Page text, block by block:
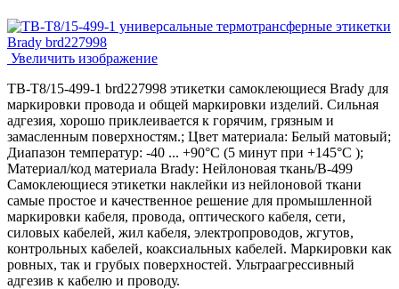
Увеличить изображение
TB-T8/15-499-1 brd227998 этикетки самоклеющиеся Brady для
маркировки провода и общей маркировки изделий. Сильная
адгезия, хорошо приклеивается к горячим, грязным и
замасленным поверхностям.; Цвет материала: Белый матовый;
Диапазон температур: -40 ... +90°С (5 минут при +145°С );
Материал/код материала Brady: Нейлоновая ткань/В-499
Самоклеющиеся этикетки наклейки из нейлоновой ткани
самые простое и качественное решение для промышленной
маркировки кабеля, провода, оптического кабеля, сети,
силовых кабелей, жил кабеля, электропроводов, жгутов,
контрольных кабелей, коаксиальных кабелей. Маркировки как
ровных, так и грубых поверхностей. Ультраагрессивный
адгезив к кабелю и проводу.